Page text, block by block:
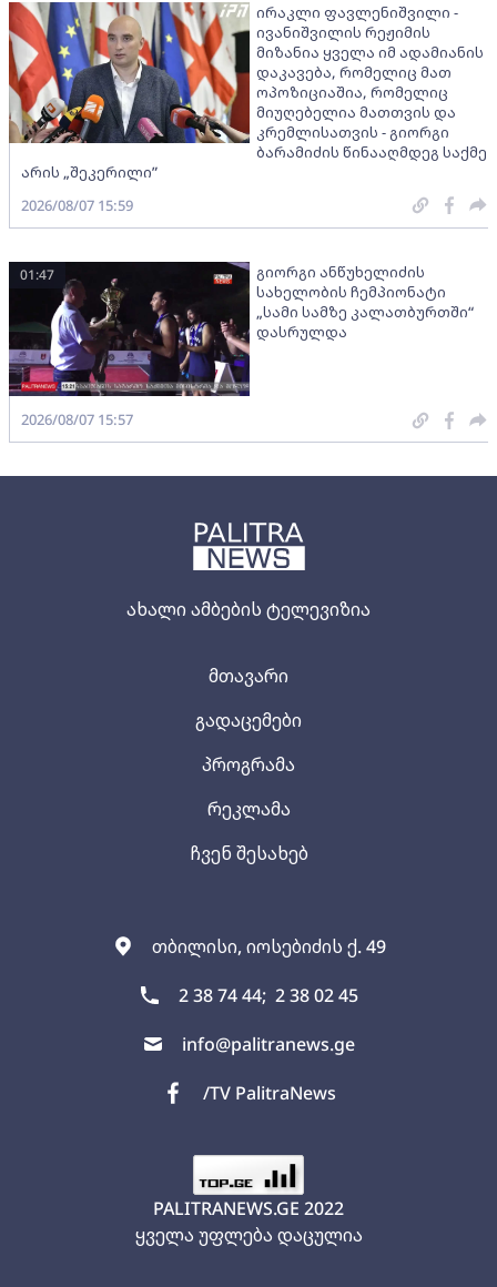
ახალი ამბების ტელევიზია
თბილისი, იოსებიძის ქ. 49
2 38 74 44; 2 38 02 45
info@palitranews.ge
/TV PalitraNews
მთავარი
გადაცემები
პროგრამა
რეკლამა
ჩვენ შესახებ
PALITRANEWS.GE 2022
ყველა უფლება დაცულია
ირაკლი ფავლენიშვილი -
ივანიშვილის რეჟიმის
მიზანია ყველა იმ ადამიანის
დაკავება, რომელიც მათ
ოპოზიციაშია, რომელიც
მიუღებელია მათთვის და
კრემლისათვის - გიორგი
ბარამიძის წინააღმდეგ საქმე
არის „შეკერილი”
2026/08/07 15:59
გიორგი ანწუხელიძის
სახელობის ჩემპიონატი
„სამი სამზე კალათბურთში“
დასრულდა
01:47
2026/08/07 15:57